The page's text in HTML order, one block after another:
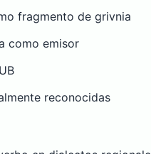
fragmento de grivnia
como emisor
reconocidas